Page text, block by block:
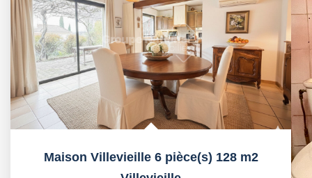
Maison Villevieille 6 pièce(s) 128 m2